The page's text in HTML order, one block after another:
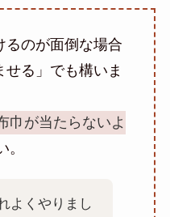
るのが面倒な場合
る」でも構いま
巾が当たらないよ
よくやりまし